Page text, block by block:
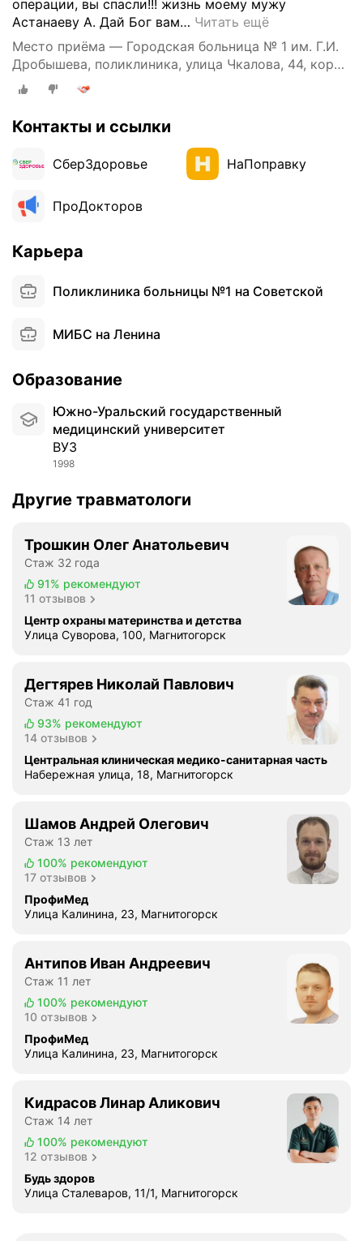
операции, вы спасли!!! жизнь моему мужу
Астанаеву А. Дай Бог вам… Читать ещё
Место приёма — Городская больница № 1 им. Г.И.
Дробышева, поликлиника, улица Чкалова, 44, корп.
Контакты и ссылки
СберЗдоровье НаПоправку
ПроДокторов
Карьера
Поликлиника больницы №1 на Советской
МИБС на Ленина
Образование
Южно-Уральский государственный
медицинский университет
ВУЗ
1998
Другие травматологи
Трошкин Олег Анатольевич
Стаж 32 года
91% рекомендуют
11 отзывов
Центр охраны материнства и детства
Улица Суворова, 100, Магнитогорск
Дегтярев Николай Павлович
Стаж 41 год
93% рекомендуют
14 отзывов
Центральная клиническая медико-санитарная часть
Набережная улица, 18, Магнитогорск
Шамов Андрей Олегович
Стаж 13 лет
100% рекомендуют
17 отзывов
ПрофиМед
Улица Калинина, 23, Магнитогорск
Антипов Иван Андреевич
Стаж 11 лет
100% рекомендуют
10 отзывов
ПрофиМед
Улица Калинина, 23, Магнитогорск
Кидрасов Линар Аликович
Стаж 14 лет
100% рекомендуют
12 отзывов
Будь здоров
Улица Сталеваров, 11/1, Магнитогорск